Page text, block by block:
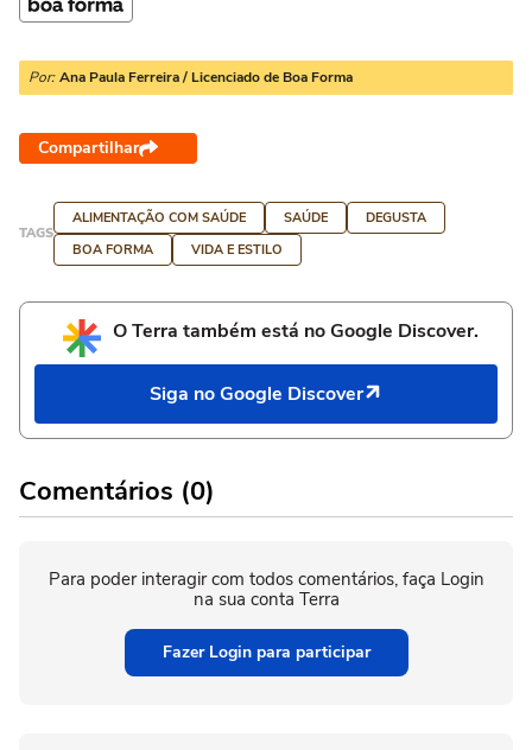
Por: Ana Paula Ferreira / Licenciado de Boa Forma
Compartilhar
TAGS
ALIMENTAÇÃO COM SAÚDE SAÚDE
DEGUSTA
BOA FORMA
VIDA E ESTILO
O Terra também está no Google Discover.
Siga no Google Discover
Comentários (0)
Para poder interagir com todos comentários, faça Login
na sua conta Terra
Fazer Login para participar